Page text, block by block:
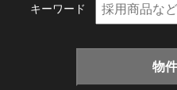
キーワード
物